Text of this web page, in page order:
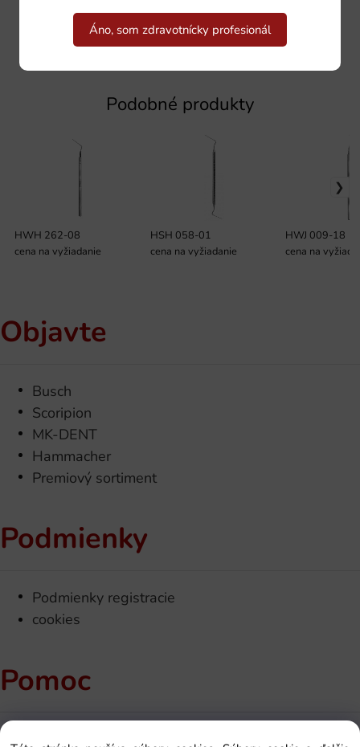
Áno, som zdravotnícky profesionál
Podobné produkty
HWH 262-08
cena na vyžiadanie
HSH 058-01
cena na vyžiadanie
HWJ 009-18
cena na
Objavte
Busch
Scoripion
MK-DENT
Hammacher
Premiový sortiment
Podmienky
Podmienky registracie
cookies
Pomoc
Kontakt